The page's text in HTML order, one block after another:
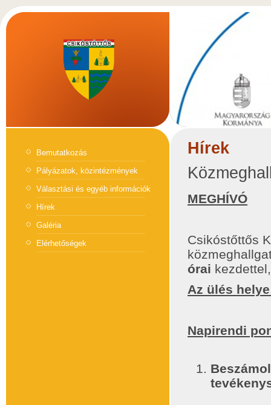
Bemutatkozás
Pályázatok, közintézmények
Választási és egyéb információk
Hírek
Galéria
Elérhetőségek
Hírek
MEGHÍVÓ
Csikóstőttős
órai
Az ülés helye
Napirendi